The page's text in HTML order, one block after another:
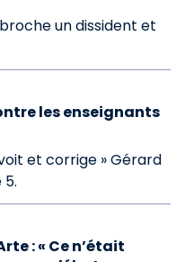
un dissident et
les enseignants
et corrige » Gérard
5.
: « Ce n’était